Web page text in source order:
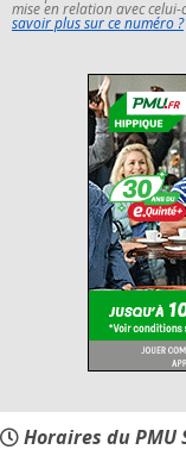
mise en relation avec
savoir plus sur ce numéro ?
Horaires du PMU